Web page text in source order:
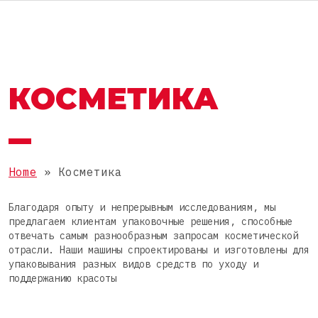
РАЗДЕЛЫ
Косметика
Химия
Гранулы
Вязкие
Жидкие
УПАКОВКА
Стик
КОМПЛЕКТНЫЕ ЛИНИИ
ГРУППА OMAG
КОСМЕТИКА
Home » Косметика
Благодаря опыту и непрерывным исследованиям, мы
предлагаем клиентам упаковочные решения, способные
отвечать самым разнообразным запросам косметической
отрасли. Наши машины спроектированы и изготовлены для
упаковывания разных видов средств по уходу и
поддержанию красоты